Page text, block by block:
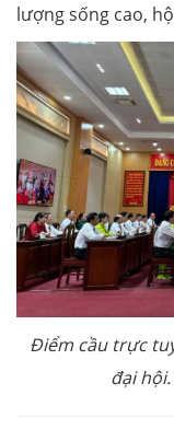
lượng sống cao,
Điểm cầu trực
đại